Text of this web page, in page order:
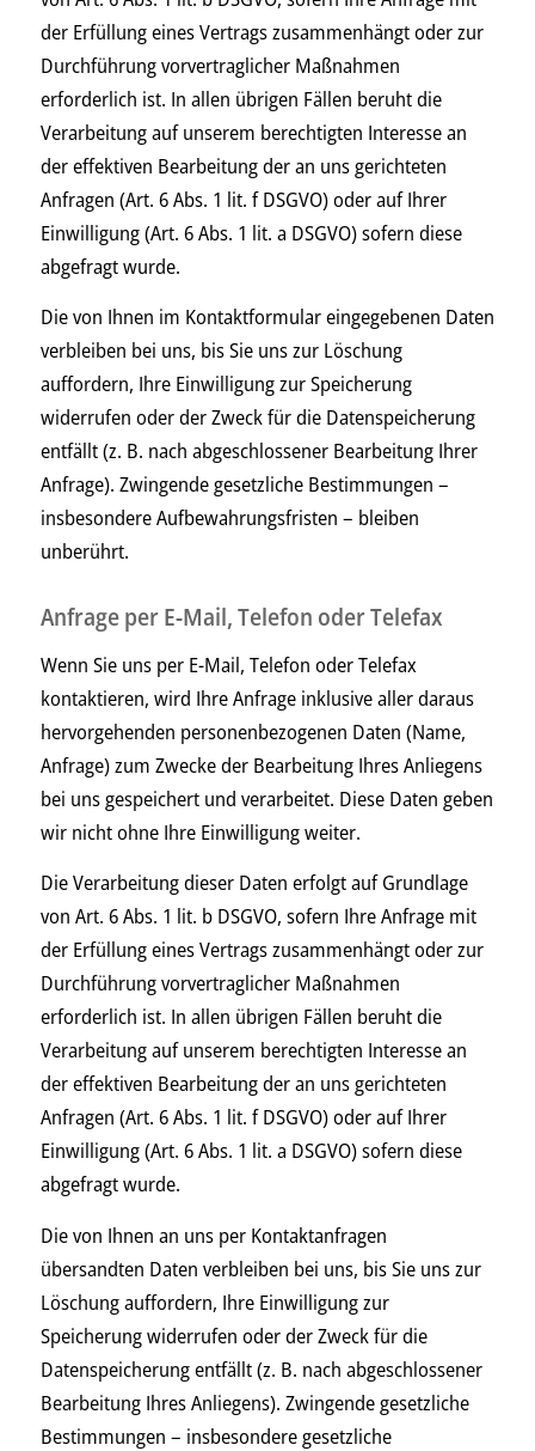
der Erfüllung eines Vertrags zusammenhängt oder zur
Durchführung vorvertraglicher Maßnahmen
erforderlich ist. In allen übrigen Fällen beruht die
Verarbeitung auf unserem berechtigten Interesse an
der effektiven Bearbeitung der an uns gerichteten
Anfragen (Art. 6 Abs. 1 lit. f DSGVO) oder auf Ihrer
Einwilligung (Art. 6 Abs. 1 lit. a DSGVO) sofern diese
abgefragt wurde.
Die von Ihnen im Kontaktformular eingegebenen Daten
verbleiben bei uns, bis Sie uns zur Löschung
auffordern, Ihre Einwilligung zur Speicherung
widerrufen oder der Zweck für die Datenspeicherung
entfällt (z. B. nach abgeschlossener Bearbeitung Ihrer
Anfrage). Zwingende gesetzliche Bestimmungen –
insbesondere Aufbewahrungsfristen – bleiben
unberührt.
Anfrage per E-Mail, Telefon oder Telefax
Wenn Sie uns per E-Mail, Telefon oder Telefax
kontaktieren, wird Ihre Anfrage inklusive aller daraus
hervorgehenden personenbezogenen Daten (Name,
Anfrage) zum Zwecke der Bearbeitung Ihres Anliegens
bei uns gespeichert und verarbeitet. Diese Daten geben
wir nicht ohne Ihre Einwilligung weiter.
Die Verarbeitung dieser Daten erfolgt auf Grundlage
von Art. 6 Abs. 1 lit. b DSGVO, sofern Ihre Anfrage mit
der Erfüllung eines Vertrags zusammenhängt oder zur
Durchführung vorvertraglicher Maßnahmen
erforderlich ist. In allen übrigen Fällen beruht die
Verarbeitung auf unserem berechtigten Interesse an
der effektiven Bearbeitung der an uns gerichteten
Anfragen (Art. 6 Abs. 1 lit. f DSGVO) oder auf Ihrer
Einwilligung (Art. 6 Abs. 1 lit. a DSGVO) sofern diese
abgefragt wurde.
Die von Ihnen an uns per Kontaktanfragen
übersandten Daten verbleiben bei uns, bis Sie uns zur
Löschung auffordern, Ihre Einwilligung zur
Speicherung widerrufen oder der Zweck für die
Datenspeicherung entfällt (z. B. nach abgeschlossener
Bearbeitung Ihres Anliegens). Zwingende gesetzliche
Bestimmungen – insbesondere gesetzliche